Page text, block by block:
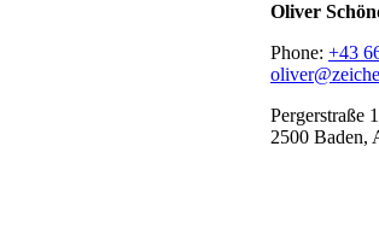
Oliver
Phone: +43
Pergerstraße
2500 Baden,